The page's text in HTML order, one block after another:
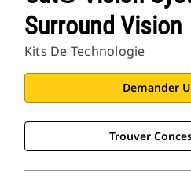
Surround Vision
Kits De Technologie
Demander
Trouver